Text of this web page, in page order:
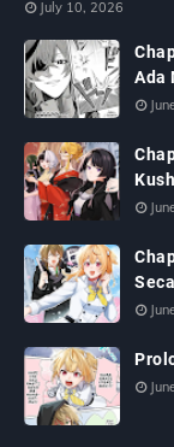
July 10, 2026
Ada